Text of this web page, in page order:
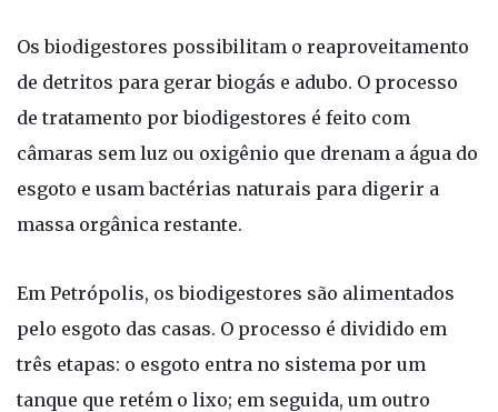
Os biodigestores possibilitam o reaproveitamento
de detritos para gerar biogás e adubo. O processo
de tratamento por biodigestores é feito com
câmaras sem luz ou oxigênio que drenam a água do
esgoto e usam bactérias naturais para digerir a
massa orgânica restante.
Em Petrópolis, os biodigestores são alimentados
pelo esgoto das casas. O processo é dividido em
três etapas: o esgoto entra no sistema por um
tanque que retém o lixo; em seguida, um outro